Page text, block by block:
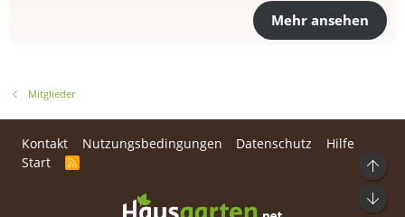
Mehr ansehen
Mitglieder
Kontakt Nutzungsbedingungen Datenschutz
Hilfe
Start
R